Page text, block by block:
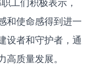
工们积极表示，
和使命感得到进一
设者和守护者，通
高质量发展。